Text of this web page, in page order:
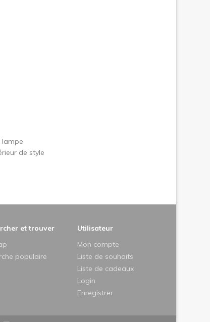
panier
lampe
de style
et trouver
populaire
Utilisateur
Mon compte
Liste de souhaits
Liste de cadeaux
Login
Enregistrer